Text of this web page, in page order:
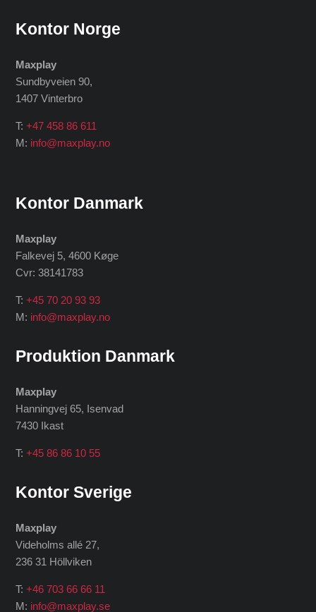
Kontor Norge
Maxplay
Sundbyveien 90,
1407 Vinterbro
T:+47 458 86 611
M: info@maxplay.no
Kontor Danmark
Maxplay
Falkevej 5, 4600 Køge
Cvr: 38141783
T:+45 70 20 93 93
M: info@maxplay.no
Produktion Danmark
Maxplay
Hanningvej 65, Isenvad
7430 Ikast
T:+45 86 86 10 55
Kontor Sverige
Maxplay
Videholms allé 27,
236 31 Höllviken
T:+46 703 66 66 11
M: info@maxplay.se